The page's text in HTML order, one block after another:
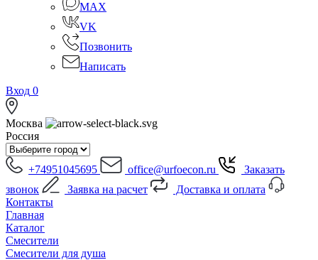
MAX
VK
Позвонить
Написать
Вход 0
Москва
Россия
+74951045695 office@urfoecon.ru
Заказать
звонок
Заявка на расчет
Доставка и оплата
Контакты
Главная
Каталог
Смесители
Смесители для душа